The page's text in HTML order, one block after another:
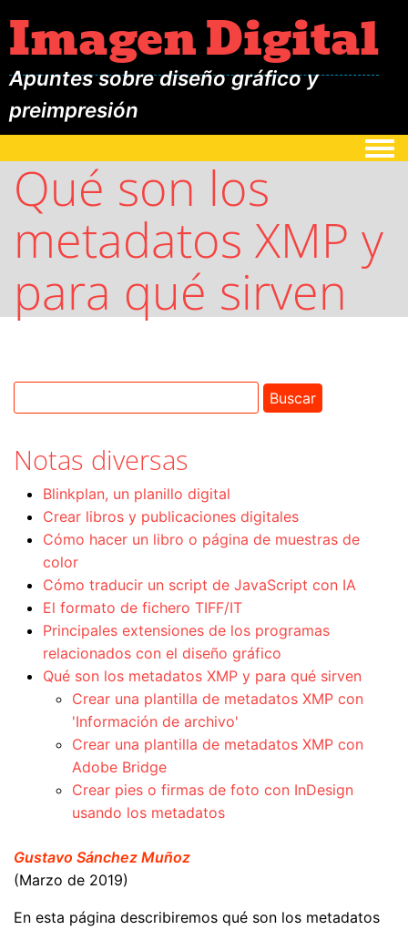
Imagen Digital
Apuntes sobre diseño gráfico y
preimpresión
Qué son los
metadatos XMP y
para qué sirven
Notas diversas
Blinkplan, un planillo digital
Crear libros y publicaciones digitales
Cómo hacer un libro o página de muestras de
color
Cómo traducir un script de JavaScript con IA
El formato de fichero TIFF/IT
Principales extensiones de los programas
relacionados con el diseño gráfico
Qué son los metadatos XMP y para qué sirven
Crear una plantilla de metadatos XMP con
'Información de archivo'
Crear una plantilla de metadatos XMP con
Adobe Bridge
Crear pies o firmas de foto con InDesign
usando los metadatos
Gustavo Sánchez Muñoz
(Marzo de 2019)
En esta página describiremos qué son los metadatos